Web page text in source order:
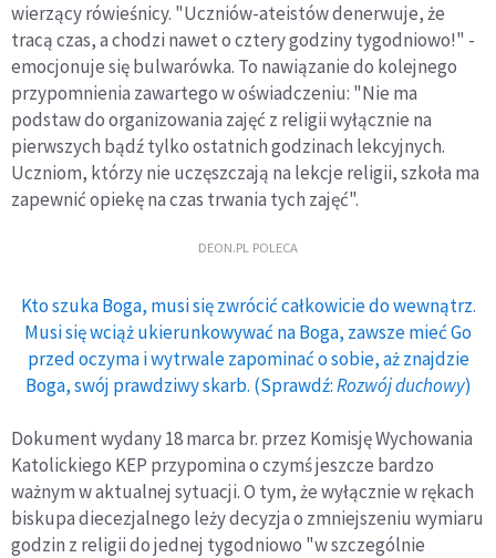
wierzący rówieśnicy. "Uczniów-ateistów denerwuje, że
tracą czas, a chodzi nawet o cztery godziny tygodniowo!" -
emocjonuje się bulwarówka. To nawiązanie do kolejnego
przypomnienia zawartego w oświadczeniu: "Nie ma
podstaw do organizowania zajęć z religii wyłącznie na
pierwszych bądź tylko ostatnich godzinach lekcyjnych.
Uczniom, którzy nie uczęszczają na lekcje religii, szkoła ma
zapewnić opiekę na czas trwania tych zajęć".
DEON.PL POLECA
Kto szuka Boga, musi się zwrócić całkowicie do wewnątrz.
Musi się wciąż ukierunkowywać na Boga, zawsze mieć Go
przed oczyma i wytrwale zapominać o sobie, aż znajdzie
Boga, swój prawdziwy skarb. (Sprawdź:Rozwój duchowy)
Dokument wydany 18 marca br. przez Komisję Wychowania
Katolickiego KEP przypomina o czymś jeszcze bardzo
ważnym w aktualnej sytuacji. O tym, że wyłącznie w rękach
biskupa diecezjalnego leży decyzja o zmniejszeniu wymiaru
godzin z religii do jednej tygodniowo "w szczególnie